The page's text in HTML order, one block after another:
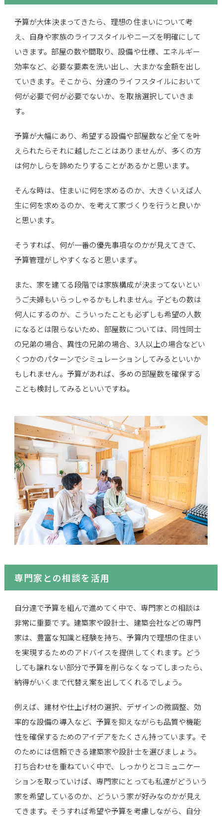
予算が大体決まってきたら、理想の住まいについて考
え、自身や家族のライフスタイルやニーズを明確にして
いきます。部屋の数や間取り、設備や仕様、エネルギー
効率など、必要な要素を洗い出し、大まかな金額を出し
ていきます。そこから、分達のライフスタイルにおいて
何が必要で何が必要でないか、を取捨選択していきま
す。
予算が大幅にあり、希望する設備や部屋数など全てを叶
えられたらそれに越したことはありませんが、多くの方
は何かしらを諦めたりすることがあるかと思います。
そんな時は、住まいに何を求めるのか、大きくいえば人
生に何を求めるのか、を考えて家づくりを行うと良いか
と思います。
そうすれば、何が一番の優先事項なのかが見えてきて、
予算管理がしやすくなると思います。
また、家を建てる段階では家族構成が決まってないとい
うご夫婦もいらっしゃるかもしれません。子どもの数は
何人にするのか、こういったことも必ずしも希望の人数
になるとは限らないため、部屋数については、同性同士
の兄弟の場合、異性の兄弟の場合、3人以上の場合などい
くつかのパターンでシミュレーションしてみるといいか
もしれません。予算があれば、多めの部屋数を確保する
ことも検討してみるといいですね。
専門家との相談を活用
自分達で予算を組んで進めてく中で、専門家との相談は
非常に重要です。建築家や設計士、建築会社などの専門
家は、豊富な知識と経験を持ち、予算内で理想の住まい
を実現するためのアドバイスを提供してくれます。どう
しても譲れない部分で予算を削らなくなってしまったら、
納得がいくまで代替え案を出してくれるでしょう。
例えば、建材や仕上げ材の選択、デザインの微調整、効
率的な設備の導入など、予算を抑えながらも品質や機能
性を確保するためのアイデアをたくさん持っています。そ
のためには信頼できる建築家や設計士を選びましょう。
打ち合わせを重ねていく中で、しっかりとコミュニケー
ションを取っていけば、専門家にとっても私達がどういう
家を希望しているのか、どういう家が好みなのかが見え
てきます。そうすれば希望や予算を考慮しながら、自分